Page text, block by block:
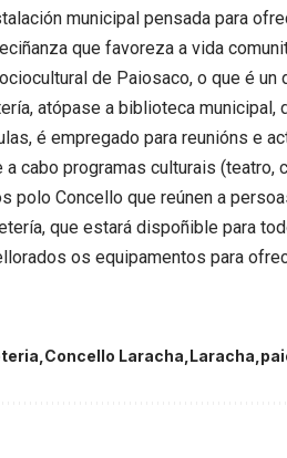
municipal pensada para
que favoreza a vida
de Paiosaco, o que é
atópase a biblioteca
é empregado para reunións e
a cabo programas culturais (teatro,
polo Concello que reúnen a
que estará dispoñible para
os equipamentos para
Concello Laracha Laracha